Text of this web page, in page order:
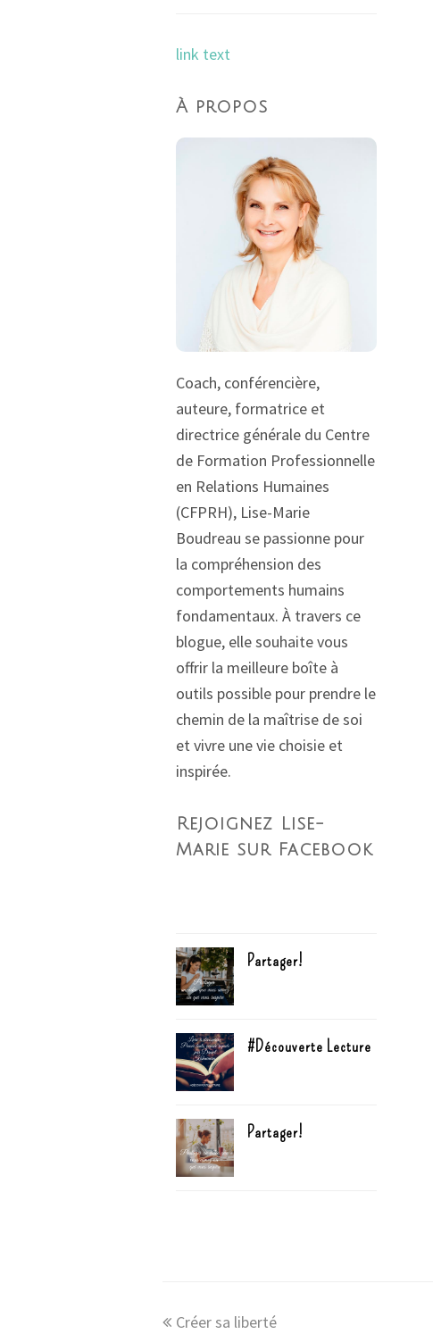
link text
À propos
Coach, conférencière,
auteure, formatrice et
directrice générale du Centre
de Formation Professionnelle
en Relations Humaines
(CFPRH), Lise-Marie
Boudreau se passionne pour
la compréhension des
comportements humains
fondamentaux. À travers ce
blogue, elle souhaite vous
offrir la meilleure boîte à
outils possible pour prendre le
chemin de la maîtrise de soi
et vivre une vie choisie et
inspirée.
Rejoignez Lise-
Marie sur Facebook
Partager!
#Découverte Lecture
Partager!
Créer sa liberté